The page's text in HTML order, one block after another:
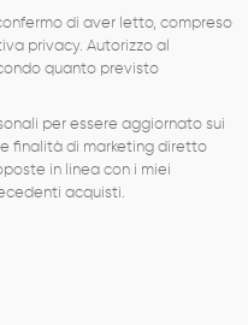
di aver letto, compreso
privacy. Autorizzo al
quanto previsto
per essere aggiornato sui
finalità di marketing diretto
in linea con i miei
acquisti.